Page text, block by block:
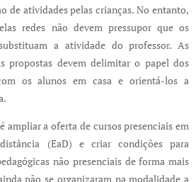
de atividades pelas crianças. No entanto,
redes não devem pressupor que os
a atividade do professor. As
propostas devem delimitar o papel dos
os alunos em casa e orientá-los a
ampliar a oferta de cursos presenciais em
(EaD) e criar condições para
não presenciais de forma mais
não se organizaram na modalidade a